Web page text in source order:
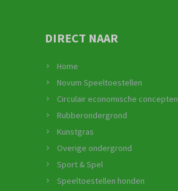
DIRECT NAAR
Home
Novum Speeltoestellen
Circulair economische concepten
Rubberondergrond
Kunstgras
Overige ondergrond
Sport & Spel
Speeltoestellen honden